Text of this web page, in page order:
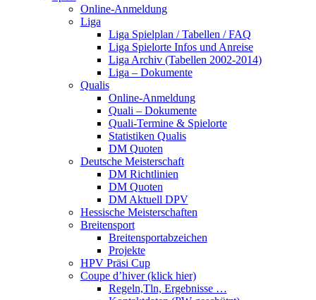
Online-Anmeldung
Liga
Liga Spielplan / Tabellen / FAQ
Liga Spielorte Infos und Anreise
Liga Archiv (Tabellen 2002-2014)
Liga – Dokumente
Qualis
Online-Anmeldung
Quali – Dokumente
Quali-Termine & Spielorte
Statistiken Qualis
DM Quoten
Deutsche Meisterschaft
DM Richtlinien
DM Quoten
DM Aktuell DPV
Hessische Meisterschaften
Breitensport
Breitensportabzeichen
Projekte
HPV Präsi Cup
Coupe d’hiver (klick hier)
Regeln,Tln, Ergebnisse …